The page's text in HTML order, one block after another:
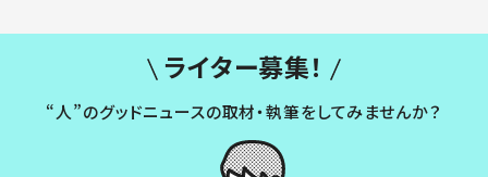
ライター募集！
“人”のグッドニュースの取材・執筆をしてみませんか？